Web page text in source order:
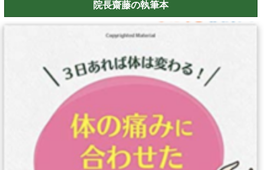
院長齋藤の執筆本